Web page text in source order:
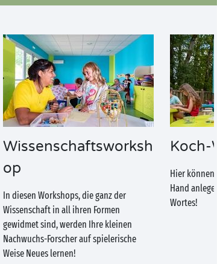
Wissenschaftsworksh
op
In diesen Workshops, die ganz der
Wissenschaft in all ihren Formen
gewidmet sind, werden Ihre kleinen
Nachwuchs-Forscher auf spielerische
Weise Neues lernen!
Koch-
Hier können
Hand
Wortes!